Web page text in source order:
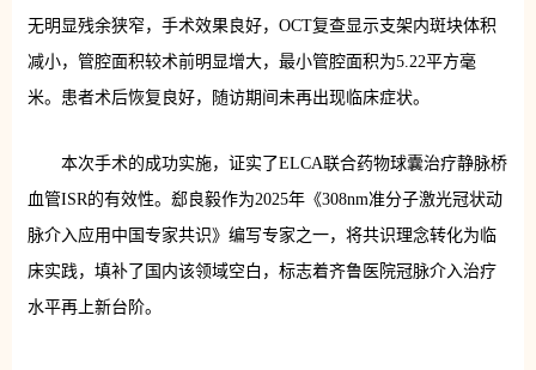
无明显残余狭窄，手术效果良好，OCT复查显示支架内斑块体积
减小，管腔面积较术前明显增大，最小管腔面积为5.22平方毫
米。患者术后恢复良好，随访期间未再出现临床症状。
本次手术的成功实施，证实了ELCA联合药物球囊治疗静脉桥
血管ISR的有效性。郄良毅作为2025年《308nm准分子激光冠状动
脉介入应用中国专家共识》编写专家之一，将共识理念转化为临
床实践，填补了国内该领域空白，标志着齐鲁医院冠脉介入治疗
水平再上新台阶。